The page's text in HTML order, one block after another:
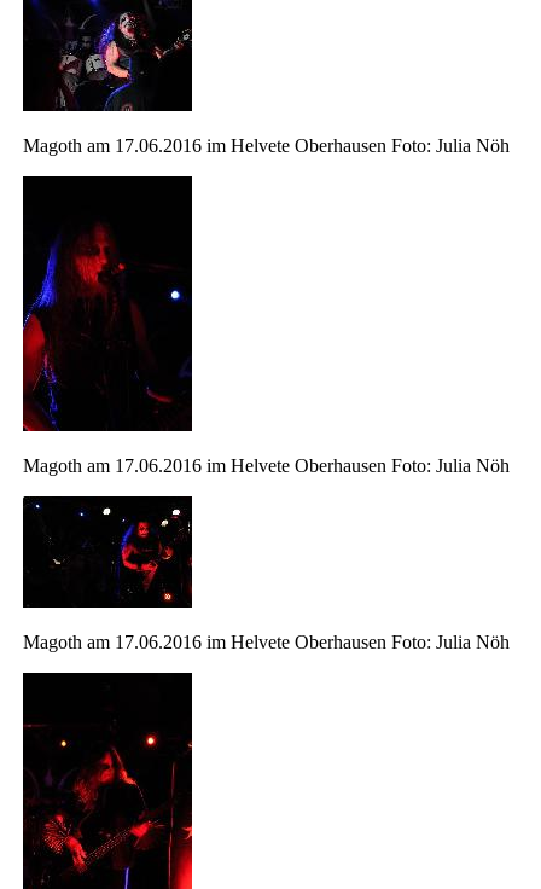
Magoth am 17.06.2016 im Helvete Oberhausen Foto: Julia Nöh
Magoth am 17.06.2016 im Helvete Oberhausen Foto: Julia Nöh
Magoth am 17.06.2016 im Helvete Oberhausen Foto: Julia Nöh